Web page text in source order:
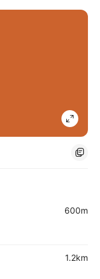
600m
1.2km